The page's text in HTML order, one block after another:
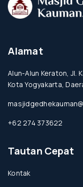
Alamat
Alun-Alun Keraton, Jl.
Kota Yogyakarta,
+62 274 373622
Tautan Cepat
Kontak